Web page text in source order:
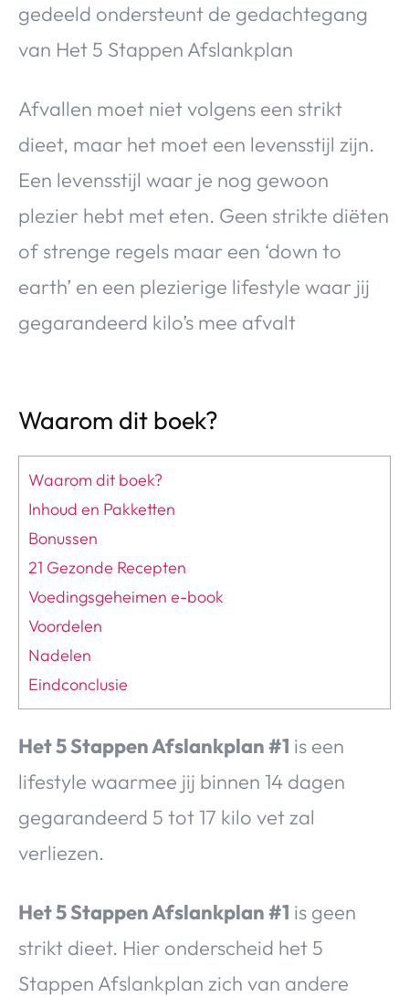
gedeeld ondersteunt de gedachtegang
van Het 5 Stappen Afslankplan
Afvallen moet niet volgens een strikt
dieet, maar het moet een levensstijl zijn.
Een levensstijl waar je nog gewoon
plezier hebt met eten. Geen strikte diëten
of strenge regels maar een ‘down to
earth’ en een plezierige lifestyle waar jij
gegarandeerd kilo’s mee afvalt
Waarom dit boek?
Waarom dit boek?
Inhoud en Pakketten
Bonussen
21 Gezonde Recepten
Voedingsgeheimen e-book
Voordelen
Nadelen
Eindconclusie
Het 5 Stappen Afslankplan #1 is een
lifestyle waarmee jij binnen 14 dagen
gegarandeerd 5 tot 17 kilo vet zal
verliezen.
Het 5 Stappen Afslankplan #1 is geen
strikt dieet. Hier onderscheid het 5
Stappen Afslankplan zich van andere